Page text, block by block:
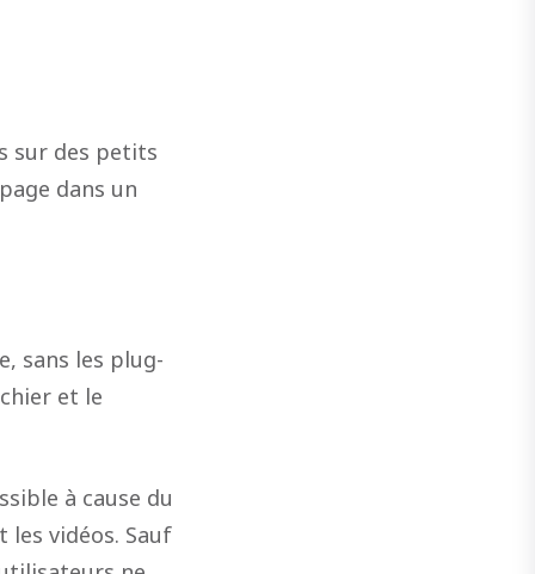
sur des petits
dans un
sans les plug-
et le
à cause du
vidéos. Sauf